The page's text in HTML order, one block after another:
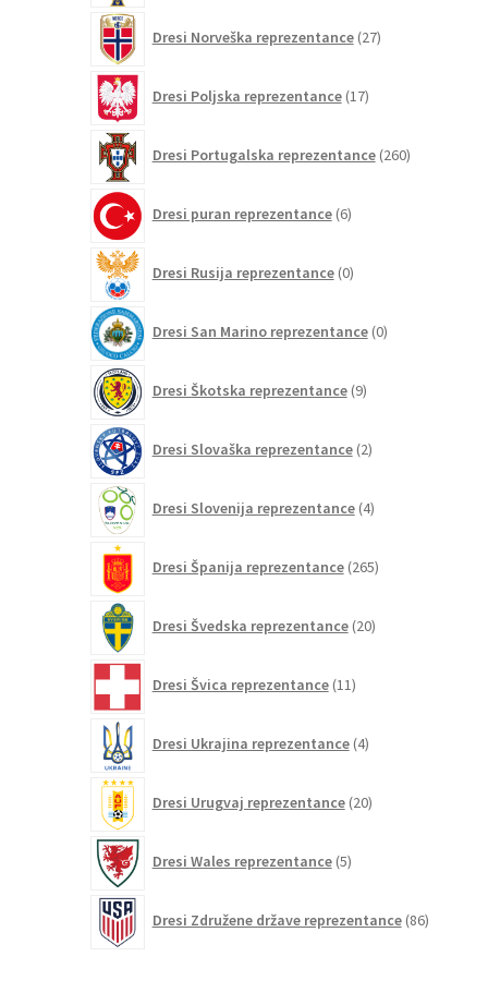
Dresi Norveška reprezentance 27izdelkov
Dresi Poljska reprezentance 17izdelkov
Dresi Portugalska reprezentance 260izdelkov
Dresi puran reprezentance 6izdelkov
Dresi Rusija reprezentance 0izdelkov
Dresi San Marino reprezentance 0izdelkov
Dresi Škotska reprezentance 9izdelkov
Dresi Slovaška reprezentance 2izdelka
Dresi Slovenija reprezentance 4izdelki
Dresi Španija reprezentance 265izdelkov
Dresi Švedska reprezentance 20izdelkov
Dresi Švica reprezentance 11izdelkov
Dresi Ukrajina reprezentance 4izdelki
Dresi Urugvaj reprezentance 20izdelkov
Dresi Wales reprezentance 5izdelkov
Dresi Združene države reprezentance 86izdelkov